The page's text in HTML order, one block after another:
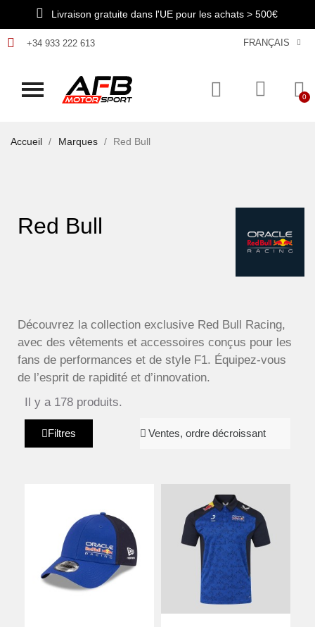
Livraison gratuite dans l'UE pour les achats > 500€
+34 933 222 613 FRANÇAIS
Accueil Marques Red Bull
Red Bull
Découvrez la collection exclusive Red Bull Racing,
avec des vêtements et accessoires conçus pour les
fans de performances et de style F1. Équipez-vous
de l’esprit de rapidité et d’innovation.
Il y a 178 produits.
Filtres